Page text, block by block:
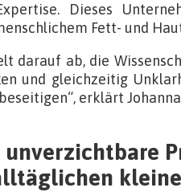
Dieses
Fett- und
darauf ab, die
und gleichzeitig
erklärt